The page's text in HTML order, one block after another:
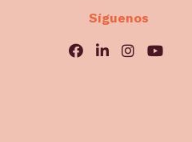
Síguenos